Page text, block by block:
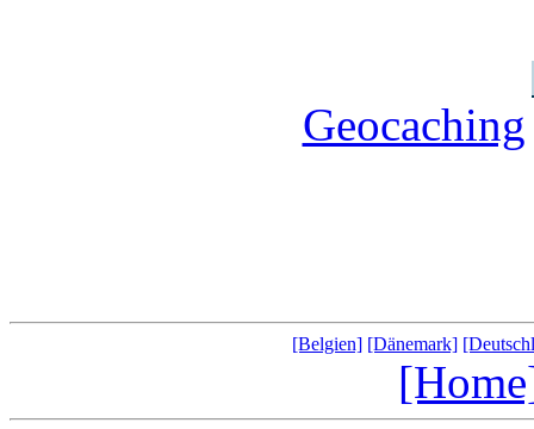
Geocaching
[Belgien] [Dänemark]